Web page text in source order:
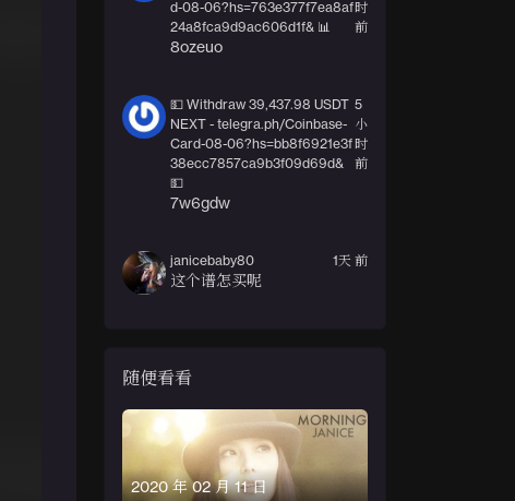
d-08-06?hs=763e377f7ea8af
24a8fca9d9ac606d1f& 📊
时
前
8ozeuo
💵 Withdraw 39,437.98 USDT
NEXT - telegra.ph/Coinbase-
Card-08-06?hs=bb8f6921e3f
38ecc7857ca9b3f09d69d&
💵
5
小
时
前
7w6gdw
janicebaby80 1天 前
这个谱怎买呢
随便看看
2020 年 02 月 11 日